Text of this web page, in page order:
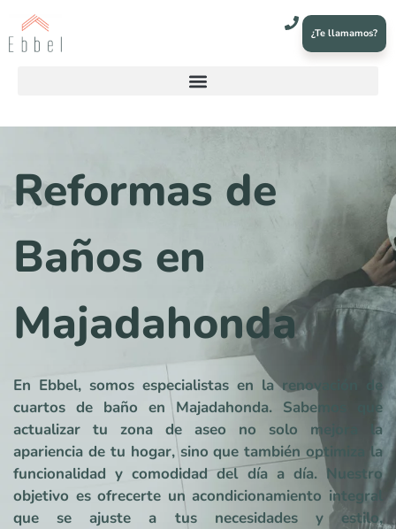
¿Te llamamos?
Reformas de
Baños en
Majadahonda
En Ebbel, somos especialistas en la renovación de
cuartos de baño en Majadahonda. Sabemos que
actualizar tu zona de aseo no solo mejora la
apariencia de tu hogar, sino que también optimiza la
funcionalidad y comodidad del día a día. Nuestro
objetivo es ofrecerte un acondicionamiento integral
que se ajuste a tus necesidades y estilo,